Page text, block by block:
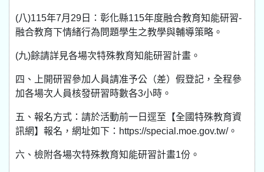
(八)115年7月29日：彰化縣115年度融合教育知能研習-
融合教育下情緒行為問題學生之教學與輔導策略。
(九)餘請詳見各場次特殊教育知能研習計畫。
四、上開研習參加人員請准予公（差）假登記，全程參
加各場次人員核發研習時數各3小時。
五、報名方式：請於活動前一日逕至【全國特殊教育資
訊網】報名，網址如下：https://special.moe.gov.tw/。
六、檢附各場次特殊教育知能研習計畫1份。